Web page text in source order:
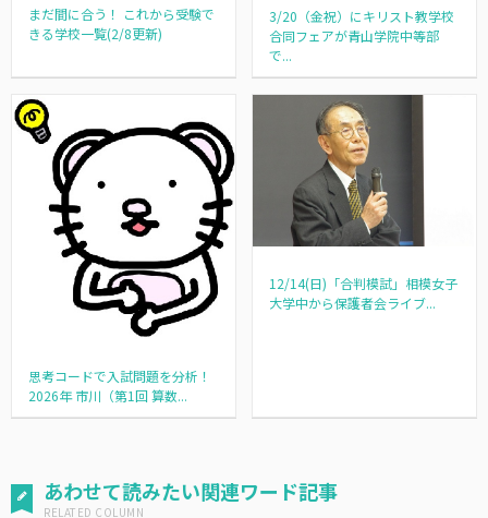
まだ間に合う！ これから受験で
きる学校一覧(2/8更新)
3/20（金祝）にキリスト教学校
合同フェアが青山学院中等部
で...
思考コードで入試問題を分析！
2026年 市川（第1回 算数...
12/14(日)「合判模試」相模女子
大学中から保護者会ライブ...
あわせて読みたい関連ワード記事